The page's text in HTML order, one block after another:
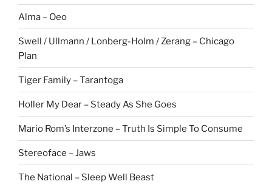
Alma – Oeo
Swell / Ullmann / Lonberg-Holm / Zerang – Chicago
Plan
Tiger Family – Tarantoga
Holler My Dear – Steady As She Goes
Mario Rom’s Interzone – Truth Is Simple To Consume
Stereoface – Jaws
The National – Sleep Well Beast